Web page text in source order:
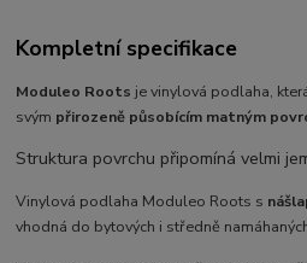
Kompletní specifikace
Moduleo Roots je vinylová podlaha,
svým přirozeně působícím matným
Struktura povrchu připomíná velmi
Vinylová podlaha Moduleo Roots s
vhodná do bytových i středně